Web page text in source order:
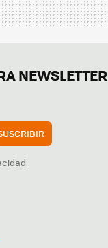
NEWSLETTER